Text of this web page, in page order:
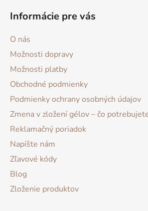
Informácie pre vás
O nás
Možnosti dopravy
Možnosti platby
Obchodné podmienky
Podmienky ochrany osobných údajov
Zmena v zložení gélov – čo
Reklamačný poriadok
Napíšte nám
Zľavové kódy
Blog
Zloženie produktov